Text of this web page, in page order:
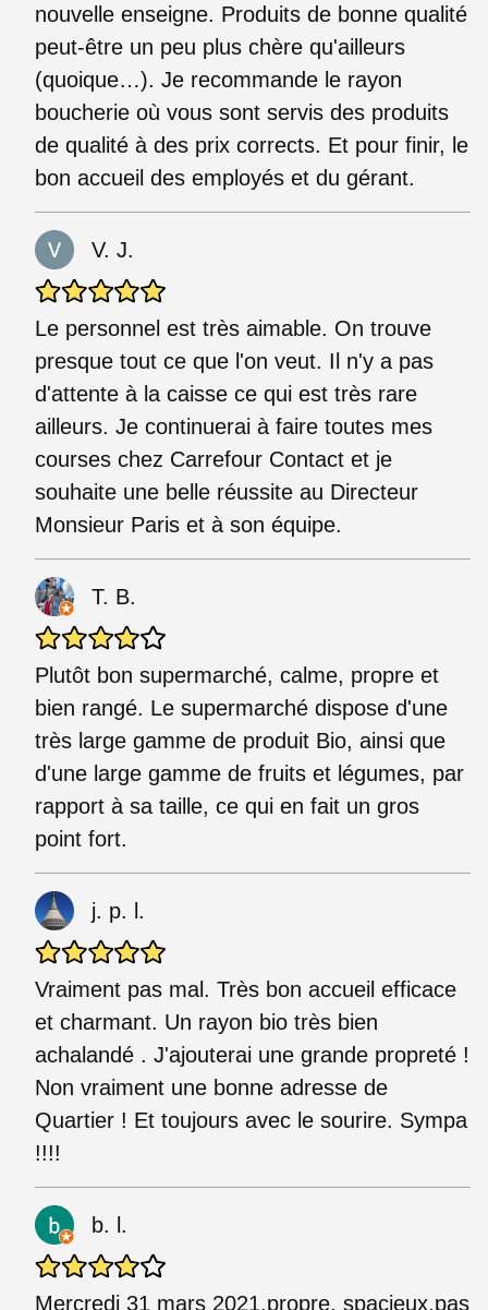
nouvelle enseigne. Produits de bonne qualité
peut-être un peu plus chère qu'ailleurs
(quoique…). Je recommande le rayon
boucherie où vous sont servis des produits
de qualité à des prix corrects. Et pour finir, le
bon accueil des employés et du gérant.
V. J.
Le personnel est très aimable. On trouve
presque tout ce que l'on veut. Il n'y a pas
d'attente à la caisse ce qui est très rare
ailleurs. Je continuerai à faire toutes mes
courses chez Carrefour Contact et je
souhaite une belle réussite au Directeur
Monsieur Paris et à son équipe.
T. B.
Plutôt bon supermarché, calme, propre et
bien rangé. Le supermarché dispose d'une
très large gamme de produit Bio, ainsi que
d'une large gamme de fruits et légumes, par
rapport à sa taille, ce qui en fait un gros
point fort.
j. p. l.
Vraiment pas mal. Très bon accueil efficace
et charmant. Un rayon bio très bien
achalandé . J'ajouterai une grande propreté !
Non vraiment une bonne adresse de
Quartier ! Et toujours avec le sourire. Sympa
!!!!
b. l.
Mercredi 31 mars 2021,propre, spacieux,pas